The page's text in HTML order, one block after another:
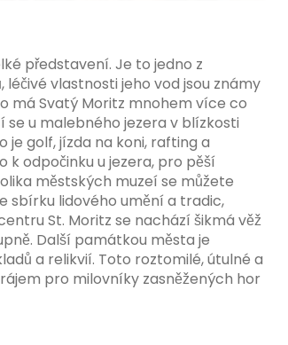
představení. Je to jedno z
vlastnosti jeho vod jsou známy
má Svatý Moritz mnohem více co
u malebného jezera v blízkosti
golf, jízda na koni, rafting a
odpočinku u jezera, pro pěší
městských muzeí se můžete
sbírku lidového umění a tradic,
St. Moritz se nachází šikmá věž
Další památkou města je
a relikvií. Toto roztomilé, útulné a
pro milovníky zasněžených hor